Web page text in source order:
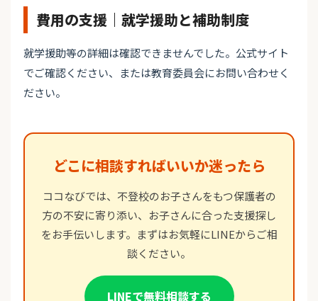
費用の支援｜就学援助と補助制度
就学援助等の詳細は確認できませんでした。公式サイト
でご確認ください、または教育委員会にお問い合わせく
ださい。
どこに相談すればいいか迷ったら
ココなびでは、不登校のお子さんをもつ保護者の
方の不安に寄り添い、お子さんに合った支援探し
をお手伝いします。まずはお気軽にLINEからご相
談ください。
LINEで無料相談する